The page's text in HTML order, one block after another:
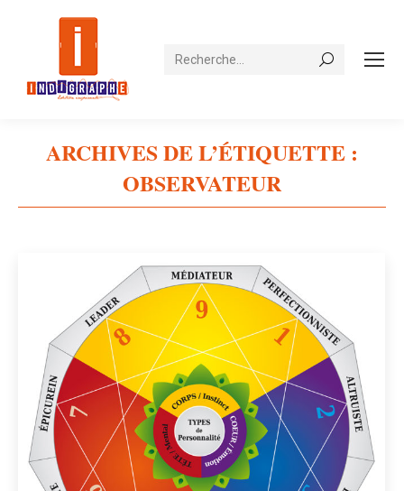
Recherche
ARCHIVES DE L’ÉTIQUETTE :
OBSERVATEUR
Vous êtes ici :